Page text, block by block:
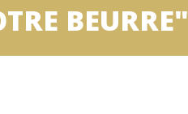
BEURRE"